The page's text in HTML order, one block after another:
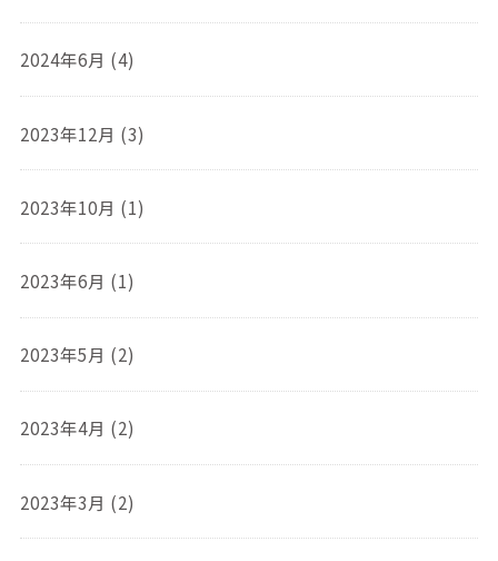
2024年6月 (4)
2023年12月 (3)
2023年10月 (1)
2023年6月 (1)
2023年5月 (2)
2023年4月 (2)
2023年3月 (2)